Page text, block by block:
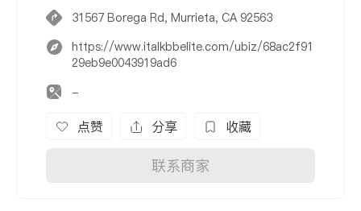
31567 Borega Rd, Murrieta, CA 92563
https://www.italkbbelite.com/ubiz/68ac2f91
29eb9e0043919ad6
-
点赞 分享 收藏
联系商家